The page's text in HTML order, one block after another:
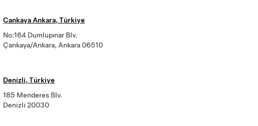
Çankaya Ankara, Türkiye
No:164 Dumlupınar Blv.
Çankaya/Ankara, Ankara 06510
Denizli, Türkiye
185 Menderes Blv.
Denizli 20030